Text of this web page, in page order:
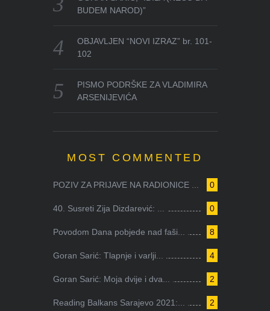
BUDEM NAROD)”
OBJAVLJEN “NOVI IZRAZ” br. 101-
102
PISMO PODRŠKE ZA VLADIMIRA
ARSENIJEVIĆA
MOST COMMENTED
0
POZIV ZA PRIJAVE NA RADIONICE ...
0
40. Susreti Zija Dizdarević: ...
8
Povodom Dana pobjede nad faši...
4
Goran Sarić: Tlapnje i varlji...
2
Goran Sarić: Moja dvije i dva...
2
Reading Balkans Sarajevo 2021:...